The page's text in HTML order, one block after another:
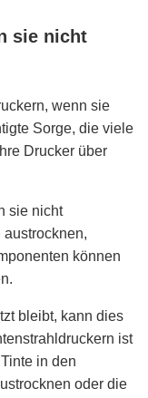
sie nicht
wenn sie
Sorge, die viele
Drucker über
sie nicht
können
bleibt, kann dies
ist
in den
oder die